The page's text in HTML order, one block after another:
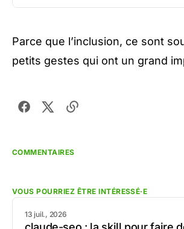
Parce que l’inclusion, ce sont
petits gestes qui ont un grand
COMMENTAIRES
VOUS POURRIEZ ÊTRE INTÉRESSÉ·E
13 juil., 2026